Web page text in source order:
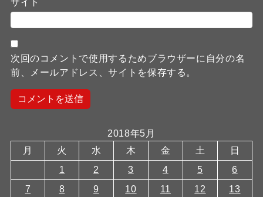
次回のコメントで使用するためブラウザーに自分の名
前、メールアドレス、サイトを保存する。
2018年5月
月
火 水 木 金 土
日
1
2 3 4 5
6
7
8 9 10 11 12 13